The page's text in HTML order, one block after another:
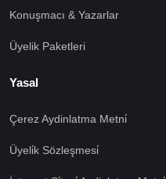
Konuşmacı & Yazarlar
Üyelik Paketleri
Yasal
Çerez Aydinlatma Metni̇
Üyeli̇k Sözleşmesi̇